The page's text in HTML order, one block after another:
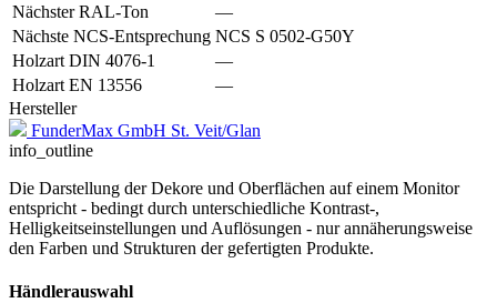
Nächster RAL-Ton
—
Nächste NCS-Entsprechung NCS S 0502-G50Y
Holzart DIN 4076-1
—
Holzart EN 13556
—
Hersteller
FunderMax GmbH St. Veit/Glan
info_outline
Die Darstellung der Dekore und Oberflächen auf einem Monitor
entspricht - bedingt durch unterschiedliche Kontrast-,
Helligkeitseinstellungen und Auflösungen - nur annäherungsweise
den Farben und Strukturen der gefertigten Produkte.
Händlerauswahl